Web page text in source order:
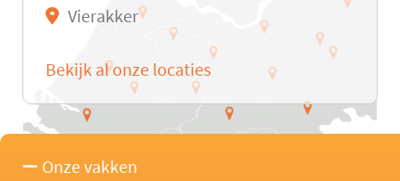
Vierakker
Bekijk al onze locaties
Onze vakken